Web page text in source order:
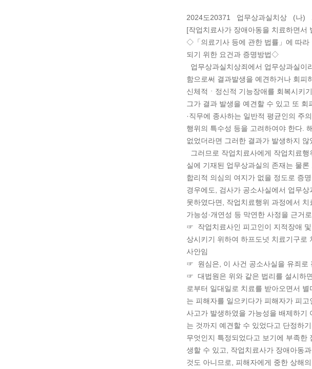
2024도20371 업무상과실치상 (나)
[작업치료사가 장애아동을 치료하면서
◇「의료기사 등에 관한 법률」에 따라
되기 위한 요건과 증명방법◇
업무상과실치상죄에서 업무상과실이
함으로써 결과발생을 예견하거나 회피
신체적ㆍ정신적 기능장애를 회복시키
그가 결과 발생을 예견할 수 있고 또
·직무에 종사하는 일반적 평균인의 주
행위의 특수성 등을 고려하여야 한다.
없었더라면 그러한 결과가 발생하지 않
그러므로 작업치료사에게 작업치료
실에 기재된 업무상과실의 존재는 물
합리적 의심의 여지가 없을 정도로 증
경우에도, 검사가 공소사실에서 업무
못하였다면, 작업치료행위 과정에서
가능성·개연성 등 막연한 사정을 근거
☞ 작업치료사인 피고인이 지적장애
상시키기 위하여 하프도넛 치료기구로
사안임
☞ 원심은, 이 사건 공소사실을 유죄로
☞ 대법원은 위와 같은 법리를 설시하
로부터 일대일로 치료를 받아오면서
는 피해자를 일으키다가 피해자가 피
사고가 발생하였을 가능성을 배제하
는 것까지 예견할 수 있었다고 단정하
무엇인지 특정되었다고 보기에 부족
생할 수 있고, 작업치료사가 장애아동
것도 아니므로, 피해자에게 중한 상해